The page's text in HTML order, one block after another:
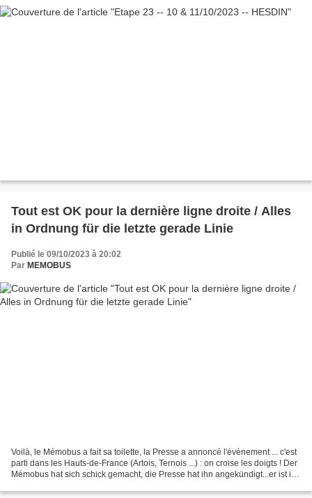
Tout est OK pour la dernière ligne droite / Alles
in Ordnung für die letzte gerade Linie
Publié le 09/10/2023 à 20:02
Par MEMOBUS
Voilà, le Mémobus a fait sa toilette, la Presse a annoncé l'évènement ... c'est
parti dans les Hauts-de-France (Artois, Ternois ...) : on croise les doigts ! Der
Mémobus hat sich schick gemacht, die Presse hat ihn angekündigt...er ist in